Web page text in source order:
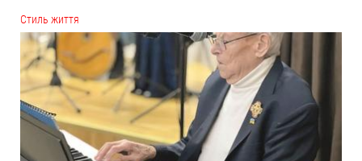
Cтиль життя